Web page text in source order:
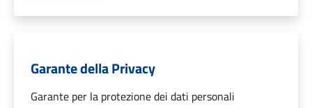
Garante della Privacy
Garante per la protezione dei dati personali